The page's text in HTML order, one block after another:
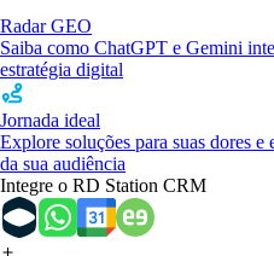
Radar GEO
Saiba como ChatGPT e Gemini
estratégia digital
Jornada ideal
Explore soluções para suas dores
da sua audiência
Integre o RD Station CRM